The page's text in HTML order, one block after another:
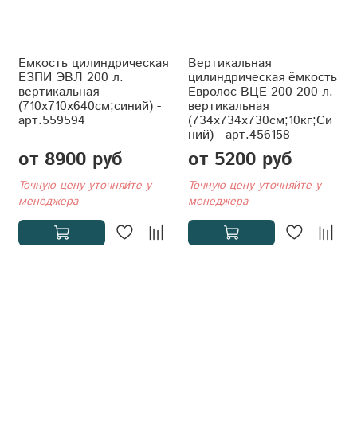
Емкость цилиндрическая
ЕЗПИ ЭВЛ 200 л.
вертикальная
(710x710x640см;синий) -
арт.559594
от 8900 руб
Точную цену уточняйте у
менеджера
Вертикальная
цилиндрическая ёмкость
Евролос ВЦЕ 200 200 л.
вертикальная
(734x734x730см;10кг;Си
ний) - арт.456158
от 5200 руб
Точную цену уточняйте у
менеджера